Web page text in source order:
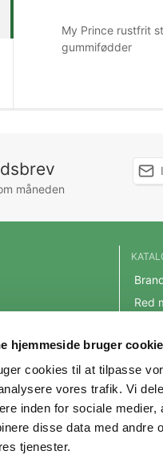
hjemmeside bruger
cookies til at tilpasse
vores trafik. Vi
inden for sociale
disse data med andre
tjenester.
My Prince rustfrit
gummifødder
måneden
Red
Mest
Hund
Kat